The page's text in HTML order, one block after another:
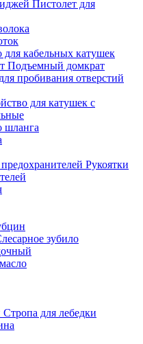
Пистолет для
кабельных катушек
Подъемный домкрат
пробивания отверстий
для катушек с
шланга
Рукоятки
зубило
Стропа для лебедки